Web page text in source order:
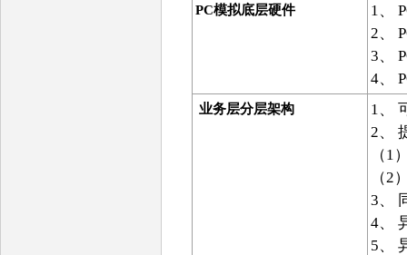
PC模拟底层硬件
1、
2、
3、
4、
业务层分层架构
1、
2、
（1
（2
3、
4、
5、